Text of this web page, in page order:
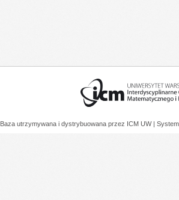
Baza utrzymywana i dystrybuowana przez ICM UW |